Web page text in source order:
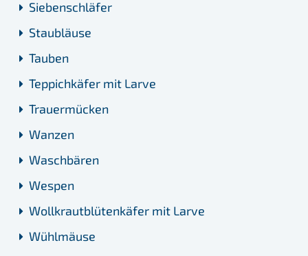
Siebenschläfer
Staubläuse
Tauben
Teppichkäfer mit Larve
Trauermücken
Wanzen
Waschbären
Wespen
Wollkrautblütenkäfer mit Larve
Wühlmäuse